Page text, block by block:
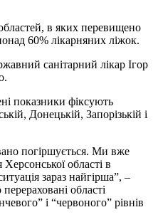
в яких перевищено
60% лікарняних ліжок.
санітарний лікар Ігор
показники фіксують
Донецькій, Запорізькій і
погіршується. Ми вже
області в
зараз найгірша”, –
області
і “червоного” рівнів